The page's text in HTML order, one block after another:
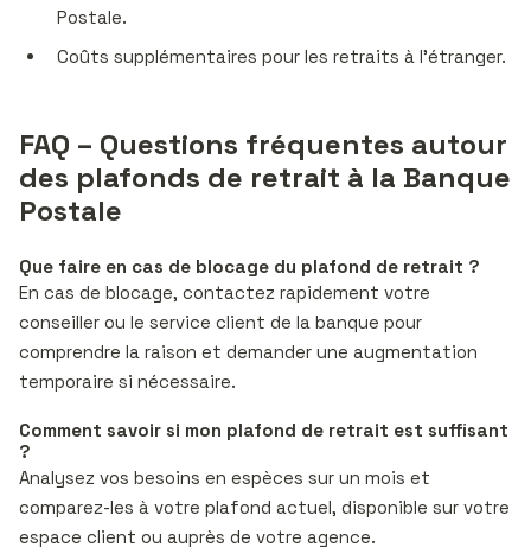
Postale.
Coûts supplémentaires pour les retraits à l’étranger.
FAQ – Questions fréquentes autour
des plafonds de retrait à la Banque
Postale
Que faire en cas de blocage du plafond de retrait ?
En cas de blocage, contactez rapidement votre
conseiller ou le service client de la banque pour
comprendre la raison et demander une augmentation
temporaire si nécessaire.
Comment savoir si mon plafond de retrait est suffisant
?
Analysez vos besoins en espèces sur un mois et
comparez-les à votre plafond actuel, disponible sur votre
espace client ou auprès de votre agence.